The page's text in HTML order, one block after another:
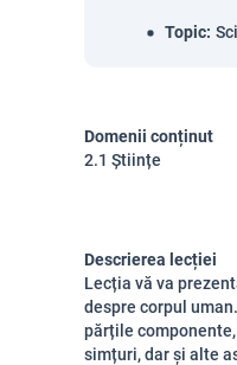
Topic:
Domenii conținut
2.1 Științe
Descrierea lecției
Lecția vă va
despre corpul
părțile
simțuri, dar și alte